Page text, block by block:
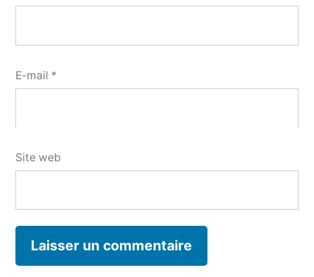
E-mail *
Site web